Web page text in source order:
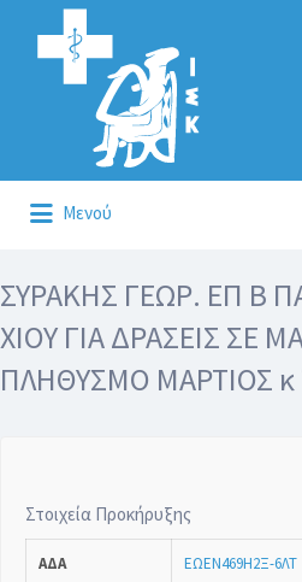
Αναζήτηση
για:
Μενού
για:
ΣΥΡΑΚΗΣ ΓΕΩΡ. ΕΠ Β
ΧΙΟΥ ΓΙΑ ΔΡΑΣΕΙΣ ΣΕ
ΠΛΗΘΥΣΜΟ ΜΑΡΤΙΟΣ
Στοιχεία Προκήρυξης
ΑΔΑ ΕΩΕΝ469Η2Ξ-6ΛΤ